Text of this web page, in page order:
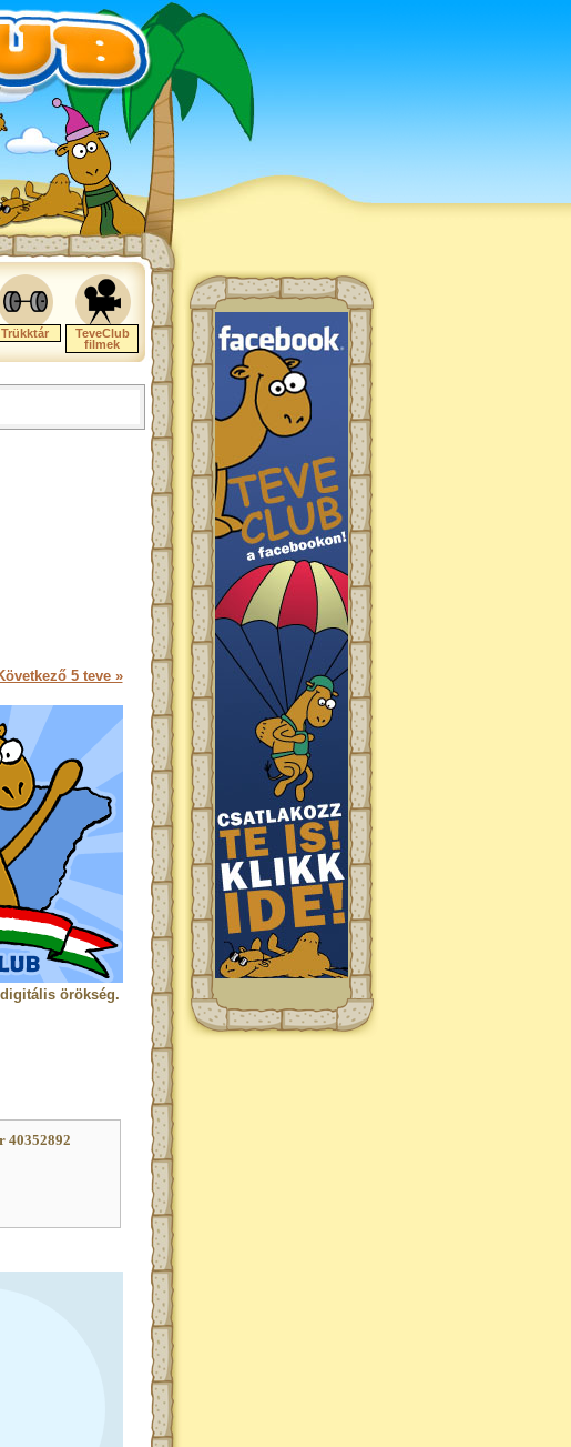
Trükktár
TeveClub
filmek
5 teve »
örökség.
40352892